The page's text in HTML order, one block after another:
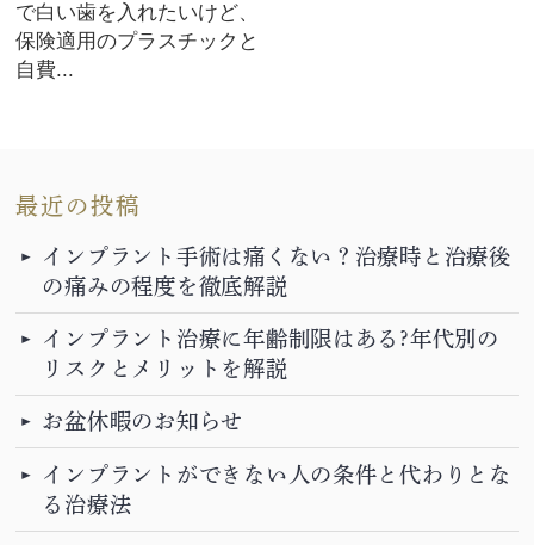
で白い歯を入れたいけど、
保険適用のプラスチックと
自費...
最近の投稿
インプラント手術は痛くない？治療時と治療後
の痛みの程度を徹底解説
インプラント治療に年齢制限はある?年代別の
リスクとメリットを解説
お盆休暇のお知らせ
インプラントができない人の条件と代わりとな
る治療法